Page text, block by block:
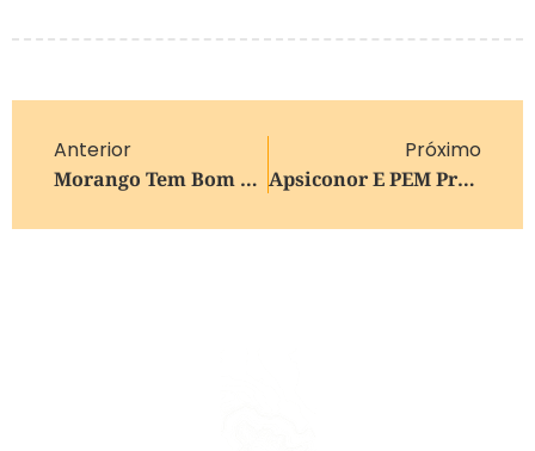
Anterior
Morango Tem Bom Desenvolvimento No RS
Próximo
Apsiconor E PEM Promovem Debate Sobre Masculinidade Saudável E Combate À Violência Contra Mulheres, Em Caxias Do Sul